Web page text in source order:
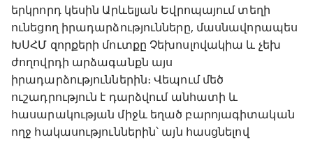
երկրորդ կեսին Արևելյան Եվրոպայում տեղի
ունեցող իրադարձությունները, մասնավորապես
ԽՍՀՄ զորքերի մուտքը Չեխոսլովակիա և չեխ
ժողովրդի արձագանքն այս
իրադարձություններին։ Վեպում մեծ
ուշադրություն է դարձվում անհատի և
հասարակության միջև եղած բարոյագիտական
ողջ հակասություններին՝ այն հասցնելով